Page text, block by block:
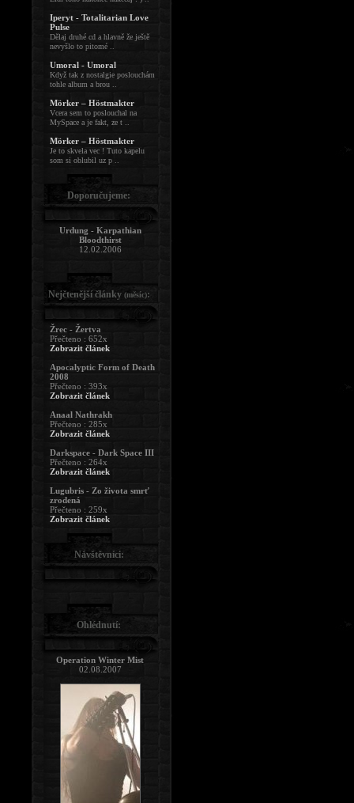
Iperyt - Totalitarian Love
Pulse
Dělaj druhé cd a hlavně že ještě
nevyšlo to pitomé ..
Umoral - Umoral
Když tak z nostalgie poslouchám
tohle album a brou ..
Mörker – Höstmakter
Vcera sem to poslouchal na
MySpace a je fakt, ze t ..
Mörker – Höstmakter
Je to skvela vec ! Tuto kapelu
som si oblubil uz p ..
Doporučujeme:
Urdung - Karpathian
Bloodthirst
12.02.2006
Nejčtenější články (měsíc):
Žrec - Žertva
Přečteno : 652x
Zobrazit článek
Apocalyptic Form of Death
2008
Přečteno : 393x
Zobrazit článek
Anaal Nathrakh
Přečteno : 285x
Zobrazit článek
Darkspace - Dark Space III
Přečteno : 264x
Zobrazit článek
Lugubris - Zo života smrť
zrodená
Přečteno : 259x
Zobrazit článek
Návštěvníci:
Ohlédnutí:
Operation Winter Mist
02.08.2007